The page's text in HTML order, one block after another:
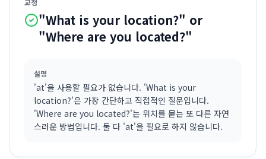
교정
"What is your location?" or
"Where are you located?"
설명
'at'을 사용할 필요가 없습니다. 'What is your
location?'은 가장 간단하고 직접적인 질문입니다.
'Where are you located?'는 위치를 묻는 또 다른 자연
스러운 방법입니다. 둘 다 'at'을 필요로 하지 않습니다.